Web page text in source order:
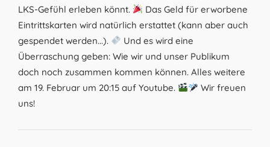
LKS-Gefühl erleben könnt.
Das Geld für erworbene
Eintrittskarten wird natürlich erstattet (kann aber auch
gespendet werden...).
Und es wird eine
Überraschung geben: Wie wir und unser Publikum
doch noch zusammen kommen können. Alles weitere
am 19. Februar um 20:15 auf Youtube.
Wir freuen
uns!